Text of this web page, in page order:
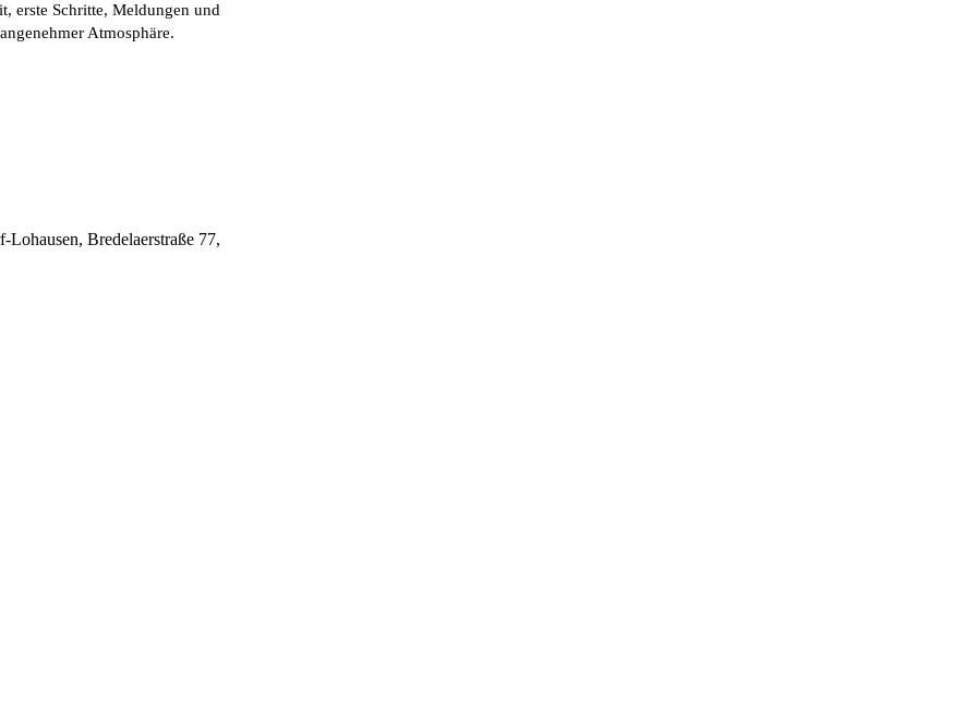
erste Schritte, Meldungen und
Atmosphäre.
Bredelaerstraße 77,